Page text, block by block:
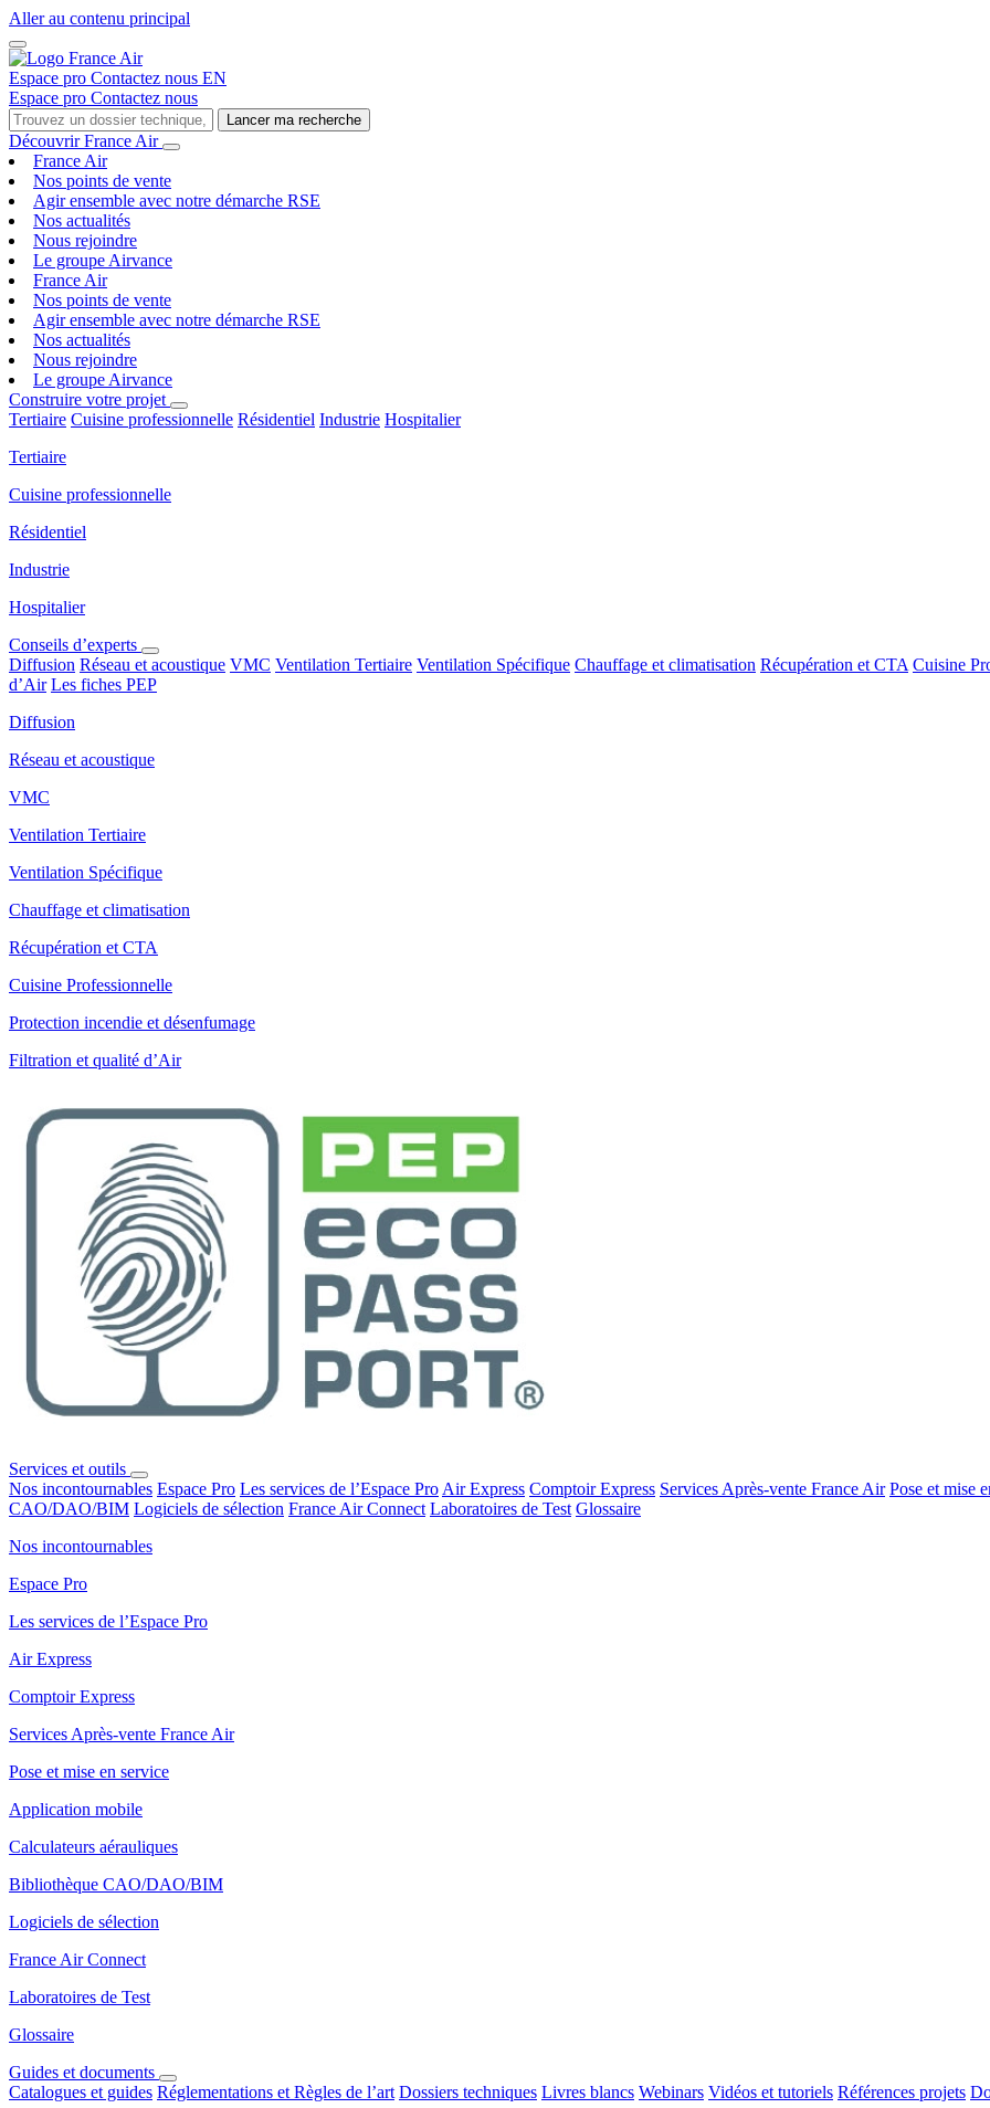
Aller au contenu principal
Espace pro Contactez nous EN
Espace pro Contactez nous
Lancer ma recherche
Découvrir France Air
France Air
Nos points de vente
Agir ensemble avec notre démarche RSE
Nos actualités
Nous rejoindre
Le groupe Airvance
France Air
Nos points de vente
Agir ensemble avec notre démarche RSE
Nos actualités
Nous rejoindre
Le groupe Airvance
Construire votre projet
Tertiaire Cuisine professionnelle Résidentiel Industrie Hospitalier
Tertiaire
Cuisine professionnelle
Résidentiel
Industrie
Hospitalier
Conseils d’experts
Diffusion Réseau et acoustique VMC Ventilation Tertiaire Ventilation Spécifique Chauffage et climatisation Récupération et CTA Cuisine
d’Air Les fiches PEP
Diffusion
Réseau et acoustique
VMC
Ventilation Tertiaire
Ventilation Spécifique
Chauffage et climatisation
Récupération et CTA
Cuisine Professionnelle
Protection incendie et désenfumage
Filtration et qualité d’Air
Services et outils
Nos incontournables Espace Pro Les services de l’Espace Pro Air Express Comptoir Express Services Après-vente France Air Pose et mise
CAO/DAO/BIM Logiciels de sélection France Air Connect Laboratoires de Test Glossaire
Nos incontournables
Espace Pro
Les services de l’Espace Pro
Air Express
Comptoir Express
Services Après-vente France Air
Pose et mise en service
Application mobile
Calculateurs aérauliques
Bibliothèque CAO/DAO/BIM
Logiciels de sélection
France Air Connect
Laboratoires de Test
Glossaire
Guides et documents
Catalogues et guides Réglementations et Règles de l’art Dossiers techniques Livres blancs Webinars Vidéos et tutoriels Références projets